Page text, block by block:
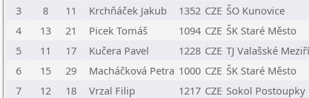
3
8 11 Krchňáček Jakub 1352 CZE ŠO Kunovice
4
13 21 Picek Tomáš 1094 CZE ŠK Staré Město
5
11 17 Kučera Pavel 1228 CZE TJ Valašské
6
15 29 Macháčková Petra 1000 CZE ŠK Staré Město
7
12 18 Vrzal Filip 1217 CZE Sokol Postoupky